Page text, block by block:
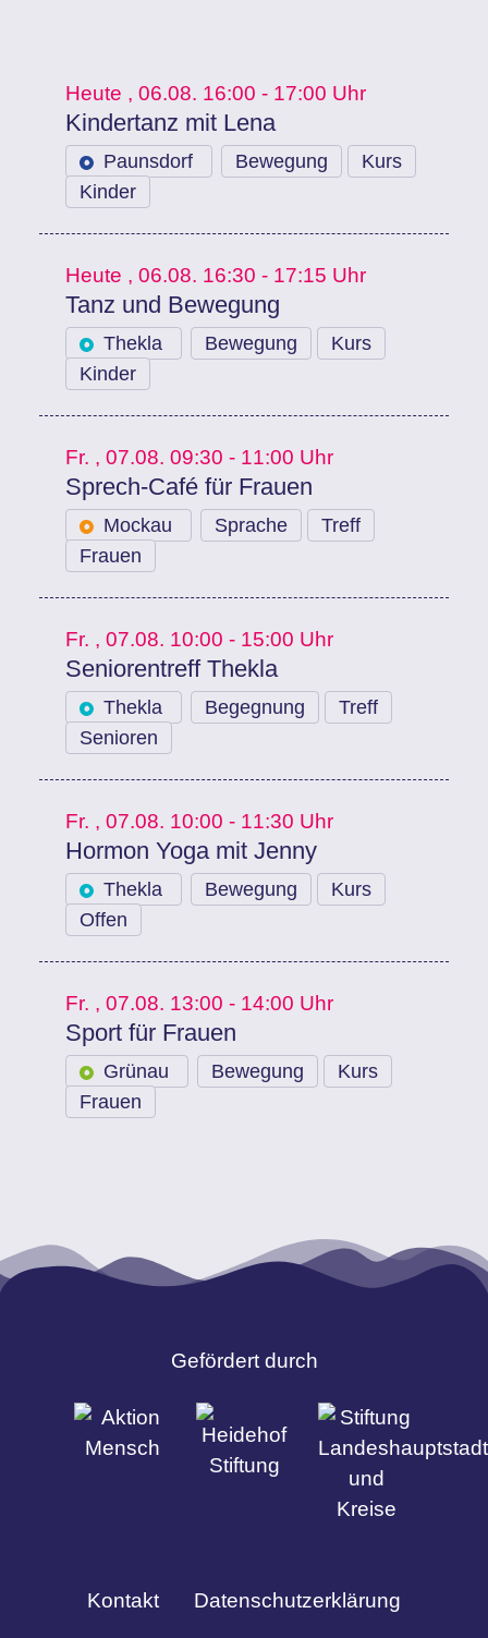
Heute , 06.08. 16:00 - 17:00 Uhr
Kindertanz mit Lena
Paunsdorf Bewegung
Kurs
Kinder
Heute , 06.08. 16:30 - 17:15 Uhr
Tanz und Bewegung
Thekla Bewegung
Kurs
Kinder
Fr. , 07.08. 09:30 - 11:00 Uhr
Sprech-Café für Frauen
Mockau Sprache
Treff
Frauen
Fr. , 07.08. 10:00 - 15:00 Uhr
Seniorentreff Thekla
Thekla Begegnung
Treff
Senioren
Fr. , 07.08. 10:00 - 11:30 Uhr
Hormon Yoga mit Jenny
Thekla Bewegung
Kurs
Offen
Fr. , 07.08. 13:00 - 14:00 Uhr
Sport für Frauen
Grünau Bewegung
Kurs
Frauen
Gefördert durch
Kontakt Datenschutzerklärung